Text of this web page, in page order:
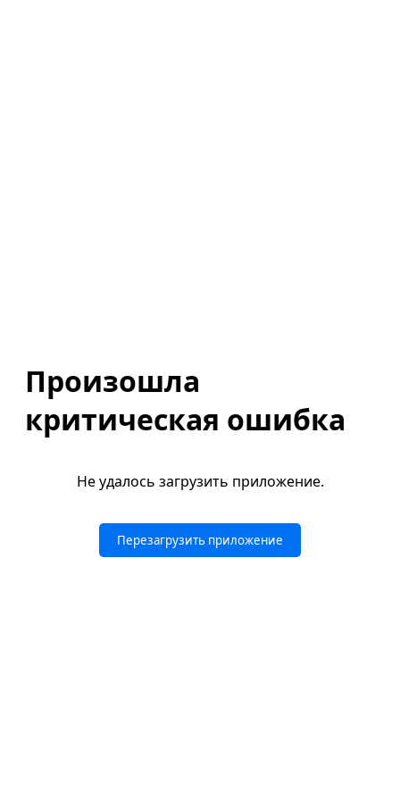
Произошла
критическая ошибка
Не удалось загрузить приложение.
Перезагрузить приложение